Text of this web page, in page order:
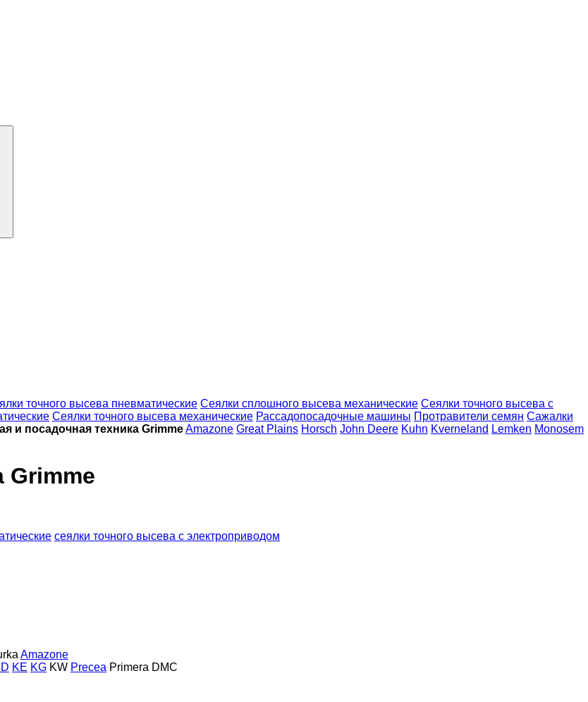
точного высева пневматические Сеялки сплошного высева механические Сеялки точного высева с
Сеялки точного высева механические Рассадопосадочные машины Протравители семян Сажалки
и посадочная техника GrimmeAmazone Great Plains Horsch John Deere Kuhn Kverneland Lemken Monosem
Grimme
сеялки точного высева с электроприводом
Amazone
KE KG KW Precea Primera DMC